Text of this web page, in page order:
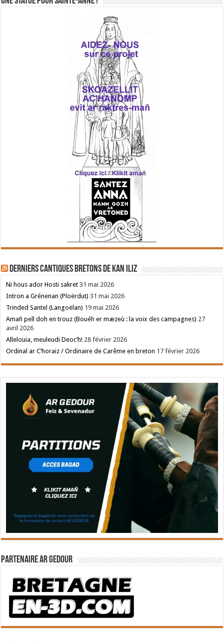
Derniers cantiques bretons de Kan Iliz
Ni hous ador Hosti sakret 31 mai 2026
Intron a Grénenan (Ploërdut) 31 mai 2026
Trinded Santel (Langoëlan) 19 mai 2026
Amañ pell doh en trouz (Bouéh er mæzeù : la voix des campagnes) 27
avril 2026
Allelouia, meuleudi Deoc’h! 28 février 2026
Ordinal ar C’horaiz / Ordinaire de Carême en breton 17 février 2026
Partenaire Ar Gedour